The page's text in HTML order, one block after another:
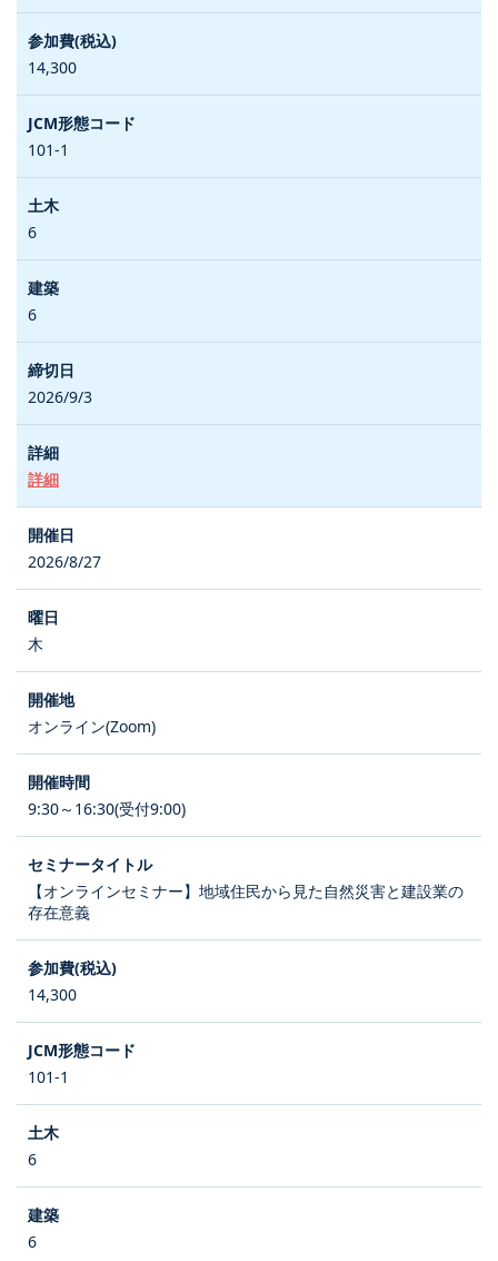
14,300
101-1
6
6
2026/9/3
詳細
2026/8/27
木
オンライン(Zoom)
9:30～16:30(受付9:00)
【オンラインセミナー】地域住民から見た自然災害と建設業の
存在意義
14,300
101-1
6
6